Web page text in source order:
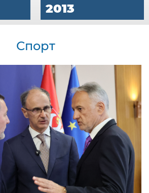
2013
Спорт